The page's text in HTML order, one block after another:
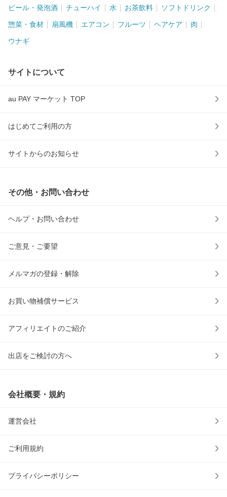
ビール・発泡酒 チューハイ 水 お茶飲料 ソフトドリンク
惣菜・食材 扇風機 エアコン フルーツ ヘアケア 肉
ウナギ
サイトについて
au PAY マーケット TOP
はじめてご利用の方
サイトからのお知らせ
その他・お問い合わせ
ヘルプ・お問い合わせ
ご意見・ご要望
メルマガの登録・解除
お買い物補償サービス
アフィリエイトのご紹介
出店をご検討の方へ
会社概要・規約
運営会社
ご利用規約
プライバシーポリシー